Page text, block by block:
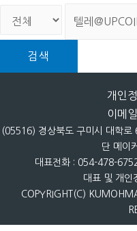
검색
개인
이메
(05516) 경상북도 구미시 대학로
단 메이
대표전화 : 054-478-
대표 및 개인
COPYRIGHT(C)